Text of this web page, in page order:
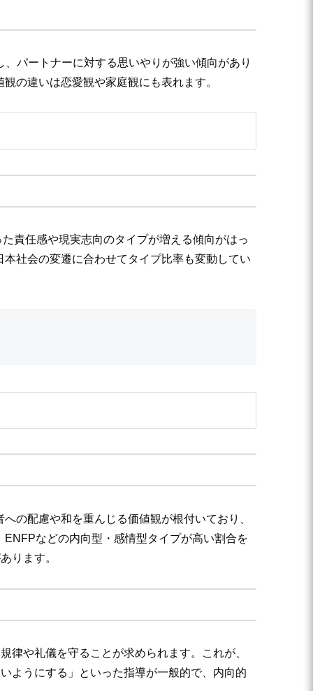
パートナーに対する思いやりが強い傾向があり
の違いは恋愛観や家庭観にも表れます。
責任感や現実志向のタイプが増える傾向がはっ
社会の変遷に合わせてタイプ比率も変動してい
の配慮や和を重んじる価値観が根付いており、
などの内向型・感情型タイプが高い割合を
ります。
律や礼儀を守ることが求められます。これが、
ようにする」といった指導が一般的で、内向的